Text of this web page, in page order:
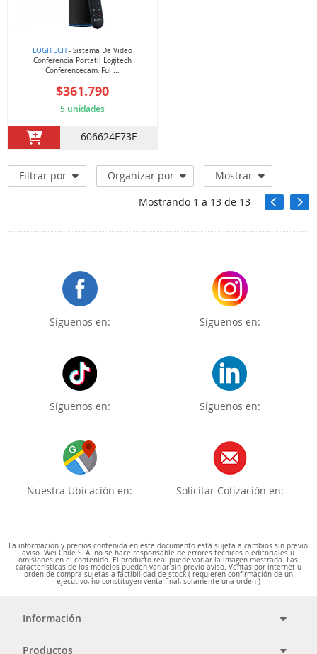
LOGITECH - Sistema De Video
Conferencia Portatil Logitech
Conferencecam, Ful ...
$361.790
5 unidades
606624E73F
Filtrar por Organizar por
Mostrar
Mostrando 1 a 13de 13
Síguenos en: Síguenos en:
Síguenos en: Síguenos en:
Nuestra Ubicación en: Solicitar Cotización en:
La información y precios contenida en este documento está sujeta a cambios sin previo
aviso. Wei Chile S. A. no se hace responsable de errores técnicos o editoriales u
omisiones en el contenido. El producto real puede variar la imagen mostrada. Las
características de los modelos pueden variar sin previo aviso. Ventas por internet u
orden de compra sujetas a factibilidad de stock ( requieren confirmación de un
ejecutivo, no constituyen venta final, solamente una orden )
Información
Productos